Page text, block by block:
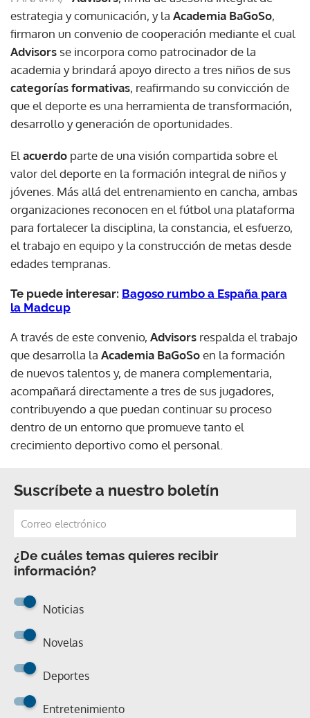
estrategia y comunicación, y la Academia BaGoSo,
firmaron un convenio de cooperación mediante el cual
Advisors se incorpora como patrocinador de la
academia y brindará apoyo directo a tres niños de sus
categorías formativas, reafirmando su convicción de
que el deporte es una herramienta de transformación,
desarrollo y generación de oportunidades.
El acuerdo parte de una visión compartida sobre el
valor del deporte en la formación integral de niños y
jóvenes. Más allá del entrenamiento en cancha, ambas
organizaciones reconocen en el fútbol una plataforma
para fortalecer la disciplina, la constancia, el esfuerzo,
el trabajo en equipo y la construcción de metas desde
edades tempranas.
Te puede interesar: Bagoso rumbo a España para
la Madcup
A través de este convenio, Advisors respalda el trabajo
que desarrolla la Academia BaGoSoen la formación
de nuevos talentos y, de manera complementaria,
acompañará directamente a tres de sus jugadores,
contribuyendo a que puedan continuar su proceso
dentro de un entorno que promueve tanto el
crecimiento deportivo como el personal.
Suscríbete a nuestro boletín
¿De cuáles temas quieres recibir
información?
Noticias
Novelas
Deportes
Entretenimiento